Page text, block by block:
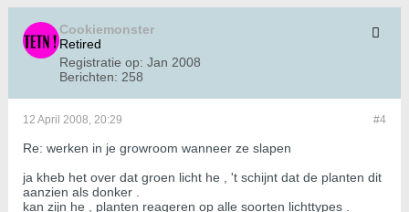
Cookiemonster
Retired
Registratie op: Jan 2008
Berichten: 258
#4
12 April 2008, 20:29
Re: werken in je growroom wanneer ze slapen
ja kheb het over dat groen licht he , 't schijnt dat de planten dit
aanzien als donker .
kan zijn he , planten reageren op alle soorten lichttypes .